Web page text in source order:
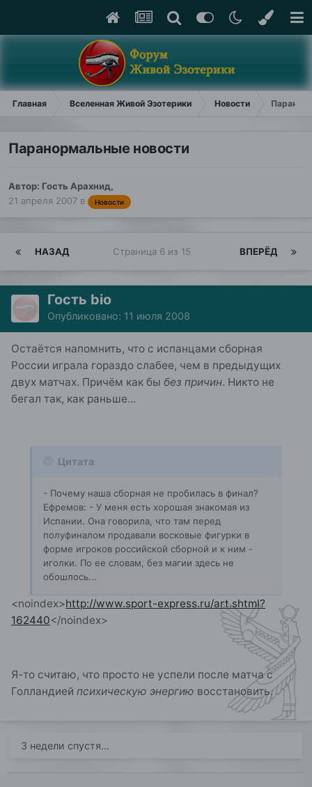
Главная Вселенная Живой Эзотерики Новости
Паранормальные новости
Автор: Гость Арахнид,
21 апреля 2007 в Новости
НАЗАД ВПЕРЁД
Страница 6 из 15
Гость bio
Опубликовано: 11 июля 2008
Остаётся напомнить, что с испанцами сборная
России играла гораздо слабее, чем в предыдущих
двух матчах. Причём как бы без причин. Никто не
бегал так, как раньше...
Цитата
- Почему наша сборная не пробилась в финал?
Ефремов: - У меня есть хорошая знакомая из
Испании. Она говорила, что там перед
полуфиналом продавали восковые фигурки в
форме игроков российской сборной и к ним -
иголки. По ее словам, без магии здесь не
обошлось...
<noindex>http://www.sport-express.ru/art.shtml?
162440</noindex>
Я-то считаю, что просто не успели после матча с
Голландией психическую энергию восстановить.
3 недели спустя...